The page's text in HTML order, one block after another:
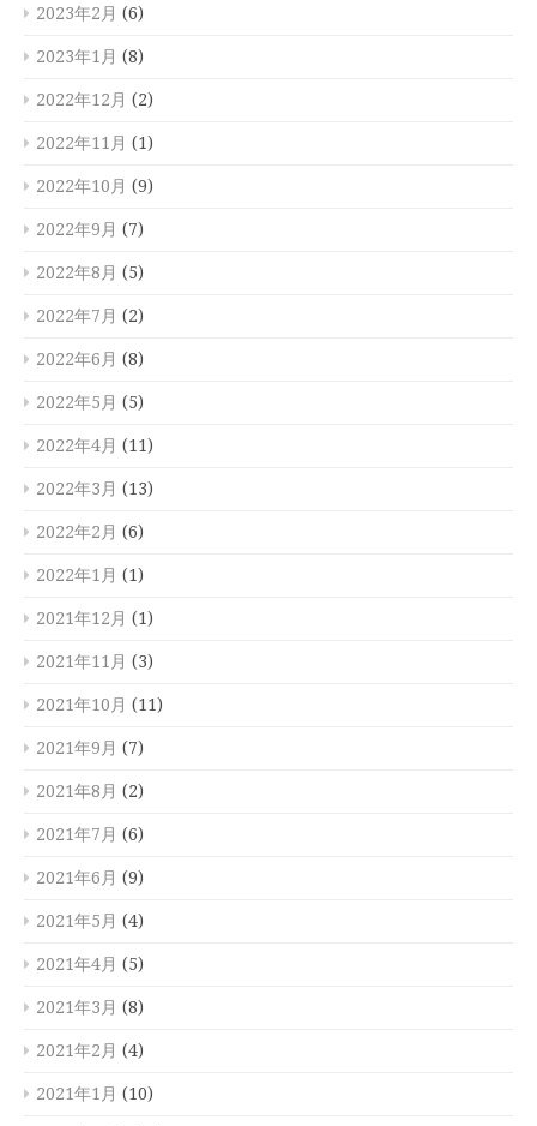
2023年2月 (6)
2023年1月 (8)
2022年12月 (2)
2022年11月 (1)
2022年10月 (9)
2022年9月 (7)
2022年8月 (5)
2022年7月 (2)
2022年6月 (8)
2022年5月 (5)
2022年4月 (11)
2022年3月 (13)
2022年2月 (6)
2022年1月 (1)
2021年12月 (1)
2021年11月 (3)
2021年10月 (11)
2021年9月 (7)
2021年8月 (2)
2021年7月 (6)
2021年6月 (9)
2021年5月 (4)
2021年4月 (5)
2021年3月 (8)
2021年2月 (4)
2021年1月 (10)